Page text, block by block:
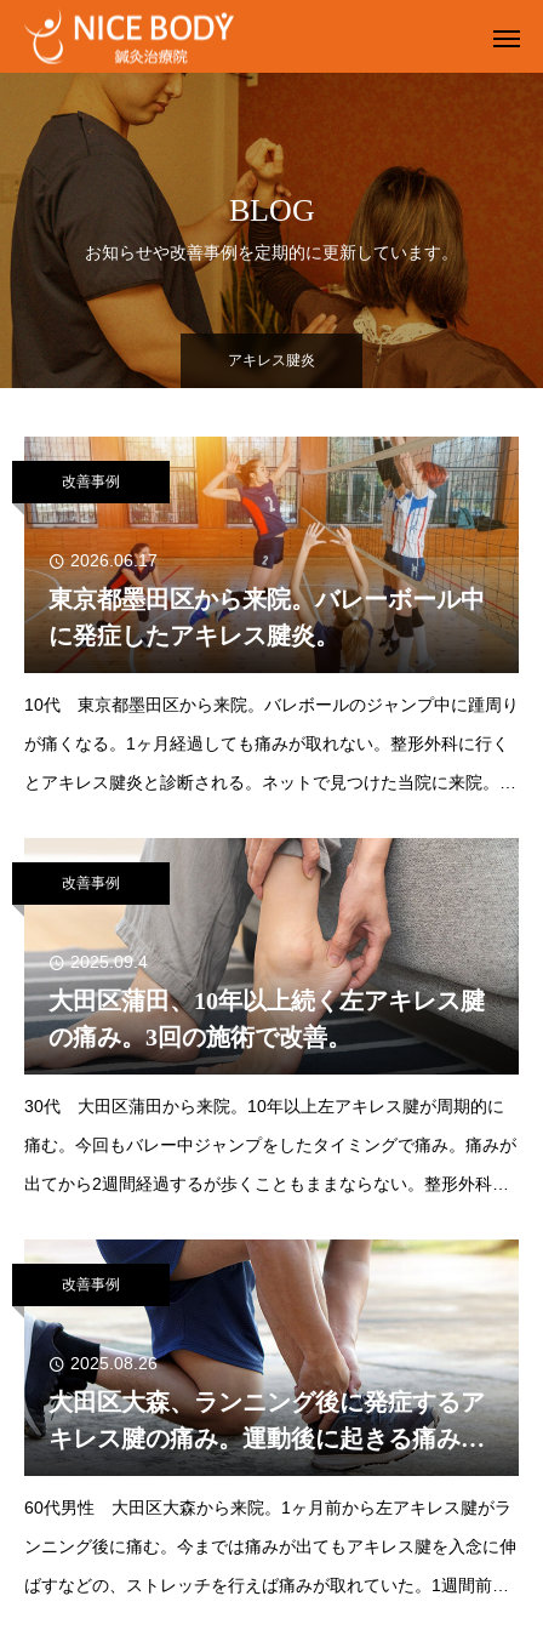
BLOG
お知らせや改善事例を定期的に更新しています。
アキレス腱炎
改善事例
2026.06.17
東京都墨田区から来院。バレーボール中
に発症したアキレス腱炎。
10代 東京都墨田区から来院。バレボールのジャンプ中に踵周り
が痛くなる。1ヶ月経過しても痛みが取れない。整形外科に行く
とアキレス腱炎と診断される。ネットで見つけた当院に来院。ア
過
改善事例
2025.09.4
大田区蒲田、10年以上続く左アキレス腱
の痛み。3回の施術で改善。
30代 大田区蒲田から来院。10年以上左アキレス腱が周期的に
痛む。今回もバレー中ジャンプをしたタイミングで痛み。痛みが
出てから2週間経過するが歩くこともままならない。整形外科に
に行く
改善事例
2025.08.26
大田区大森、ランニング後に発症するア
キレス腱の痛み。運動後に起きる痛みの
原因とは？
60代男性 大田区大森から来院。1ヶ月前から左アキレス腱がラ
ンニング後に痛む。今までは痛みが出てもアキレス腱を入念に伸
ばすなどの、ストレッチを行えば痛みが取れていた。1週間前の